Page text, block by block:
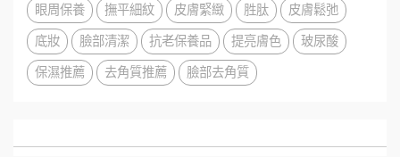
眼周保養
撫平細紋 皮膚緊緻 胜肽
皮膚鬆弛
底妝
臉部清潔 抗老保養品 提亮膚色
玻尿酸
保濕推薦
去角質推薦 臉部去角質